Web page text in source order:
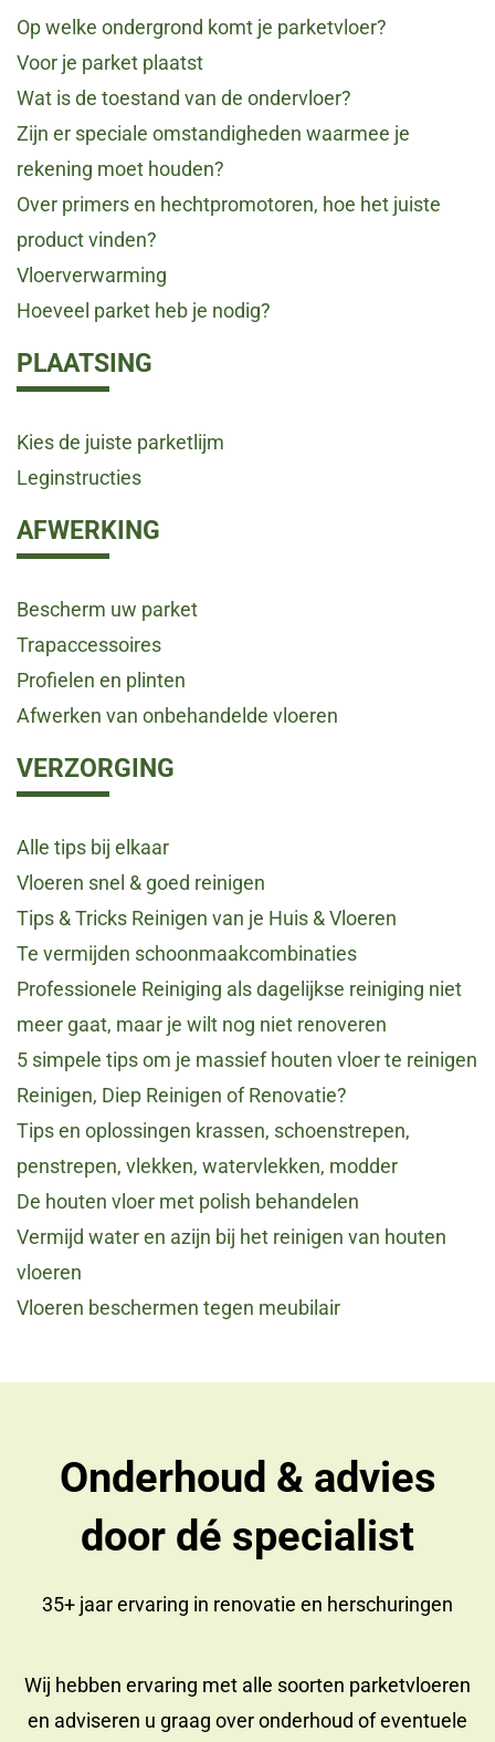
Op welke ondergrond komt je parketvloer?
Voor je parket plaatst
Wat is de toestand van de ondervloer?
Zijn er speciale omstandigheden waarmee je
rekening moet houden?
Over primers en hechtpromotoren, hoe het juiste
product vinden?
Vloerverwarming
Hoeveel parket heb je nodig?
PLAATSING
Kies de juiste parketlijm
Leginstructies
AFWERKING
Bescherm uw parket
Trapaccessoires
Profielen en plinten
Afwerken van onbehandelde vloeren
VERZORGING
Alle tips bij elkaar
Vloeren snel & goed reinigen
Tips & Tricks Reinigen van je Huis & Vloeren
Te vermijden schoonmaakcombinaties
Professionele Reiniging als dagelijkse reiniging niet
meer gaat, maar je wilt nog niet renoveren
5 simpele tips om je massief houten vloer te reinigen
Reinigen, Diep Reinigen of Renovatie?
Tips en oplossingen krassen, schoenstrepen,
penstrepen, vlekken, watervlekken, modder
De houten vloer met polish behandelen
Vermijd water en azijn bij het reinigen van houten
vloeren
Vloeren beschermen tegen meubilair
Onderhoud & advies
door dé specialist
35+ jaar ervaring in renovatie en herschuringen
Wij hebben ervaring met alle soorten parketvloeren
en adviseren u graag over onderhoud of eventuele